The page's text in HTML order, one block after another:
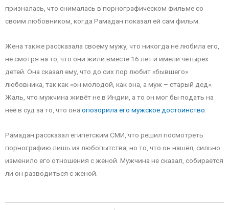
призналась, что снималась в порнографическом фильме со
своим любовником, когда Рамадан показал ей сам фильм.
Жена также рассказала своему мужу, что никогда не любила его,
не смотря на то, что они жили вместе 16 лет и имели четырёх
детей. Она сказал ему, что до сих пор любит «бывшего»
любовника, так как «он молодой, как она, а муж – старый дед».
Жаль, что мужчина живёт не в Индии, а то он мог бы подать на
неё в суд за то, что она опозорила его мужское достоинство
Рамадан рассказал египетским СМИ, что решил посмотреть
порнографию лишь из любопытства, но то, что он нашёл, сильно
изменило его отношения с женой. Мужчина не сказал, собирается
ли он разводиться с женой.